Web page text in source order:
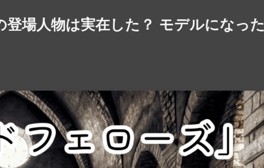
登場人物は実在した？ モデルになった